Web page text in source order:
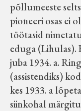
Muud
elanike
Velise
põllumeeste
pioneeri osas ei
töötasid
eduga (Lihulas).
juba 1934. a.
(assistendiks)
kes 1933. a
siinkohal